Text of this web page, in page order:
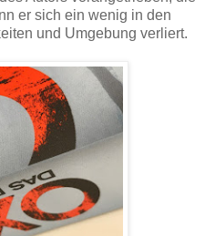
er sich ein wenig in den
und Umgebung verliert.